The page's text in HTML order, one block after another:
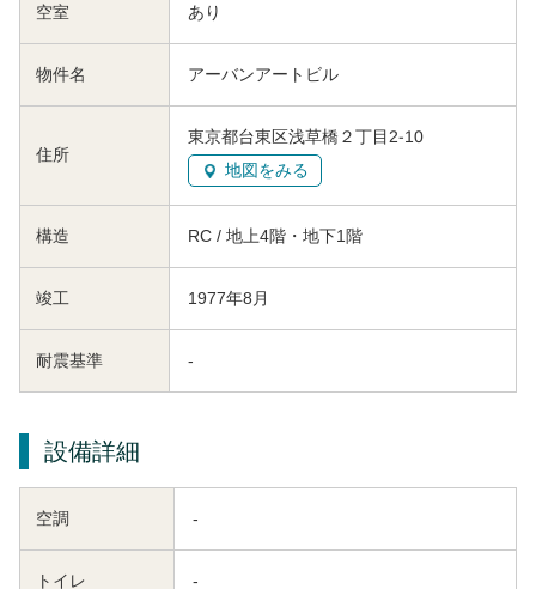
空室 あり
物件名 アーバンアートビル
住所
東京都台東区浅草橋２丁目2-10
地図をみる
構造 RC / 地上4階・地下1階
竣工 1977年8月
耐震基準 -
設備詳細
空調 -
トイレ -